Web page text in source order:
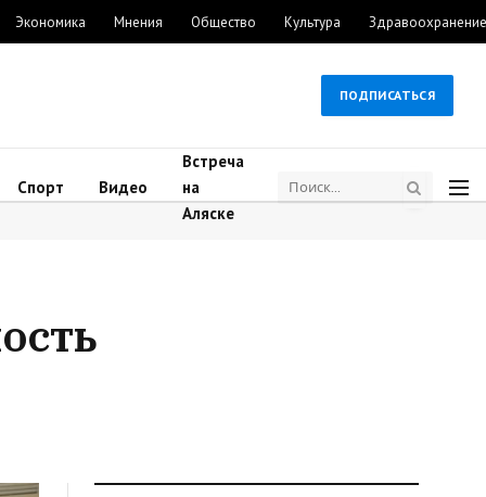
Экономика Мнения Общество Культура Здравоохранение
ПОДПИСАТЬСЯ
Спорт Видео
Встреча
на
Аляске